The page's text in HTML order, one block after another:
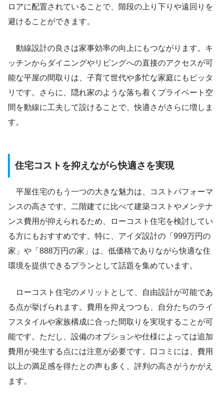
ロアに配置されていることで、階段の上り下りや遠回りを
避けることができます。
動線設計の良さは家事効率の向上にもつながります。キ
ッチンからダイニングやリビングへの直接のアクセスが可
能な平屋の間取りは、子育て世代や多忙な家庭にもピッタ
リです。さらに、隠れ家のような落ち着くプライベート空
間を動線に工夫して設けることで、快適さがさらに増しま
す。
住宅コストを抑えながら快適さを実現
平屋住宅のもう一つの大きな魅力は、コストパフォーマ
ンスの高さです。二階建てに比べて建築コストやメンテナ
ンス費用が抑えられるため、ローコスト住宅を検討してい
る方にもおすすめです。特に、アイダ設計の「999万円の
家」や「888万円の家」は、低価格でありながら快適な住
環境を提供できるプランとして話題を集めています。
ローコスト住宅のメリットとして、自由設計が可能であ
る点が挙げられます。費用を抑えつつも、自分たちのライ
フスタイルや家族構成に合った間取りを実現することが可
能です。ただし、設備のオプションや仕様によっては追加
費用が発生する点には注意が必要です。口コミには、費用
以上の満足感を得たとの声も多く、評判の高さがうかがえ
ます。